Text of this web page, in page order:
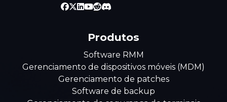
Produtos
Software RMM
Gerenciamento de dispositivos móveis (MDM)
Gerenciamento de patches
Software de backup